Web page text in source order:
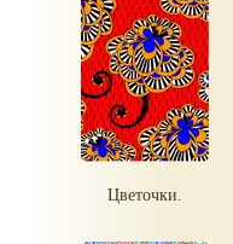
Цветочки.